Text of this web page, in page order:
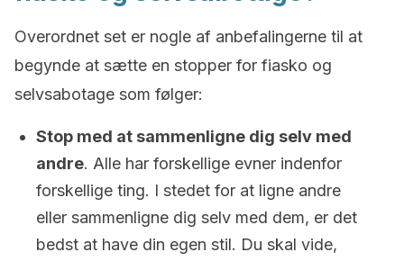
Overordnet set er nogle af anbefalingerne til at
begynde at sætte en stopper for fiasko og
selvsabotage som følger:
Stop med at sammenligne dig selv med
andre. Alle har forskellige evner indenfor
forskellige ting. I stedet for at ligne andre
eller sammenligne dig selv med dem, er det
bedst at have din egen stil. Du skal vide,